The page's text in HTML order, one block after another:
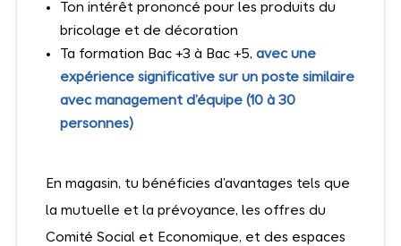
Ton intérêt prononcé pour les produits du
bricolage et de décoration
Ta formation Bac +3 à Bac +5, avec une
expérience significative sur un poste similaire
avec management d’équipe (10 à 30
personnes)
En magasin, tu bénéficies d’avantages tels que
la mutuelle et la prévoyance, les offres du
Comité Social et Economique, et des espaces